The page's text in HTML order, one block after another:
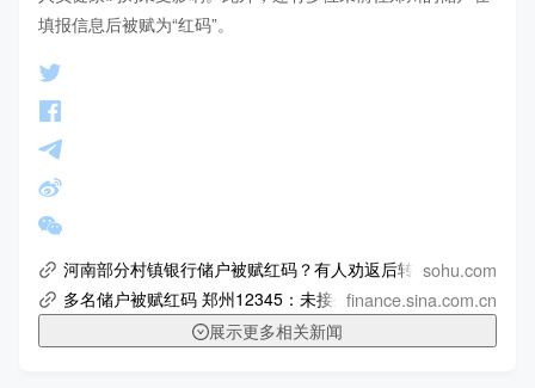
填报信息后被赋为“红码”。
河南部分村镇银行储户被赋红码？有人劝返后转绿！回应来了
sohu.com
多名储户被赋红码 郑州12345：未接外地来郑赋红码通知
finance.sina.com.cn
展示更多相关新闻